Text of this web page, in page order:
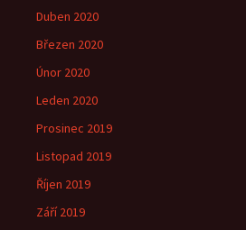
Duben 2020
Březen 2020
Únor 2020
Leden 2020
Prosinec 2019
Listopad 2019
Říjen 2019
Září 2019